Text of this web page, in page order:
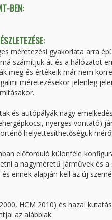
BEN:
méretezési gyakorlata arra
számítjuk át és a hálózatot
meg és értékeik már nem
méretezésekor jelenleg
és autópályák nagy
nyerges vontató)
helyettesíthetőségük
előforduló különféle
a nagyméretű járművek és
ennek alapján kell az új
HCM 2010) és hazai
az alábbiak: